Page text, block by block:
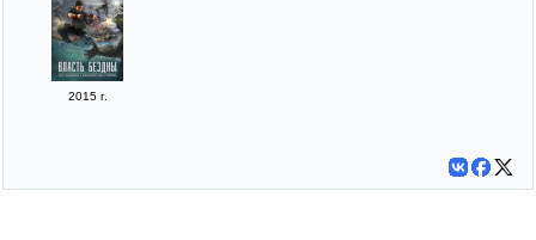
2015 г.